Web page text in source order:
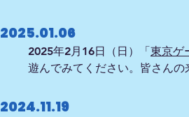
2025.01.06
2025年2月16日（日）「東京ゲ
遊んでみてください。皆さんの
2024.11.19